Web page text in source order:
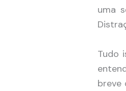
uma
Tudo
breve